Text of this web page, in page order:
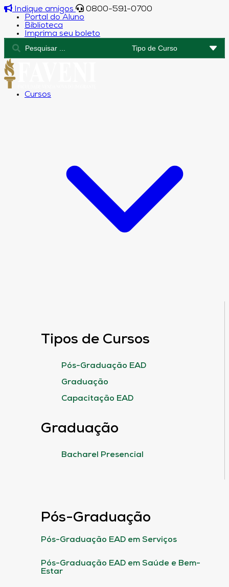
Indique amigos
0800-591-0700
Portal do Aluno
Biblioteca
Imprima seu boleto
Cursos
Tipos de Cursos
Pós-Graduação EAD
Graduação
Capacitação EAD
Graduação
Bacharel Presencial
Pós-Graduação
Pós-Graduação EAD em Serviços
Pós-Graduação EAD em Saúde e Bem-
Estar